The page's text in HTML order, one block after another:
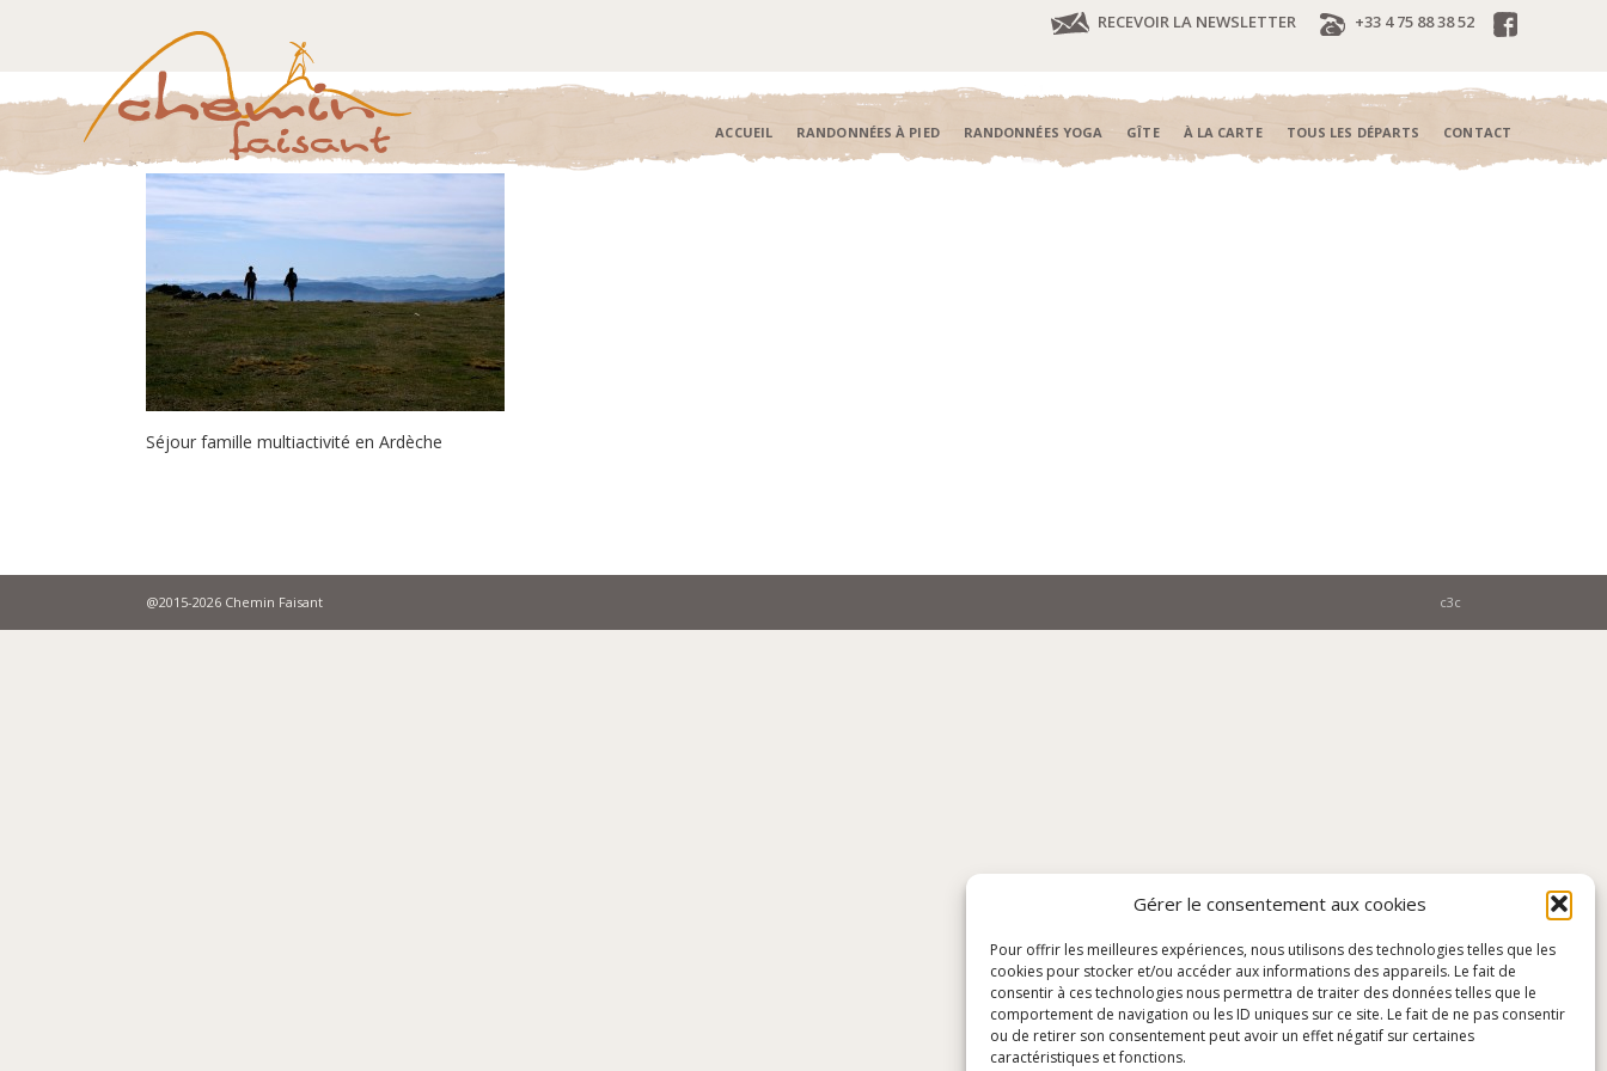
Gérer le consentement aux cookies
Pour offrir les meilleures expériences, nous utilisons des technologies telles que les
cookies pour stocker et/ou accéder aux informations des appareils. Le fait de
consentir à ces technologies nous permettra de traiter des données telles que le
comportement de navigation ou les ID uniques sur ce site. Le fait de ne pas consentir
ou de retirer son consentement peut avoir un effet négatif sur certaines
caractéristiques et fonctions.
RECEVOIR LA NEWSLETTER +33 4 75 88 38 52
ACCUEIL RANDONNÉES À PIED RANDONNÉES YOGA GÎTE À LA CARTE TOUS LES DÉPARTS CONTACT
Séjour famille multiactivité en Ardèche
@2015-2026 Chemin Faisant c3c